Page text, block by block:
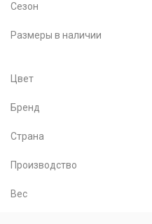
Сезон
Размеры в наличии
Цвет
Бренд
Страна
Производство
Вес